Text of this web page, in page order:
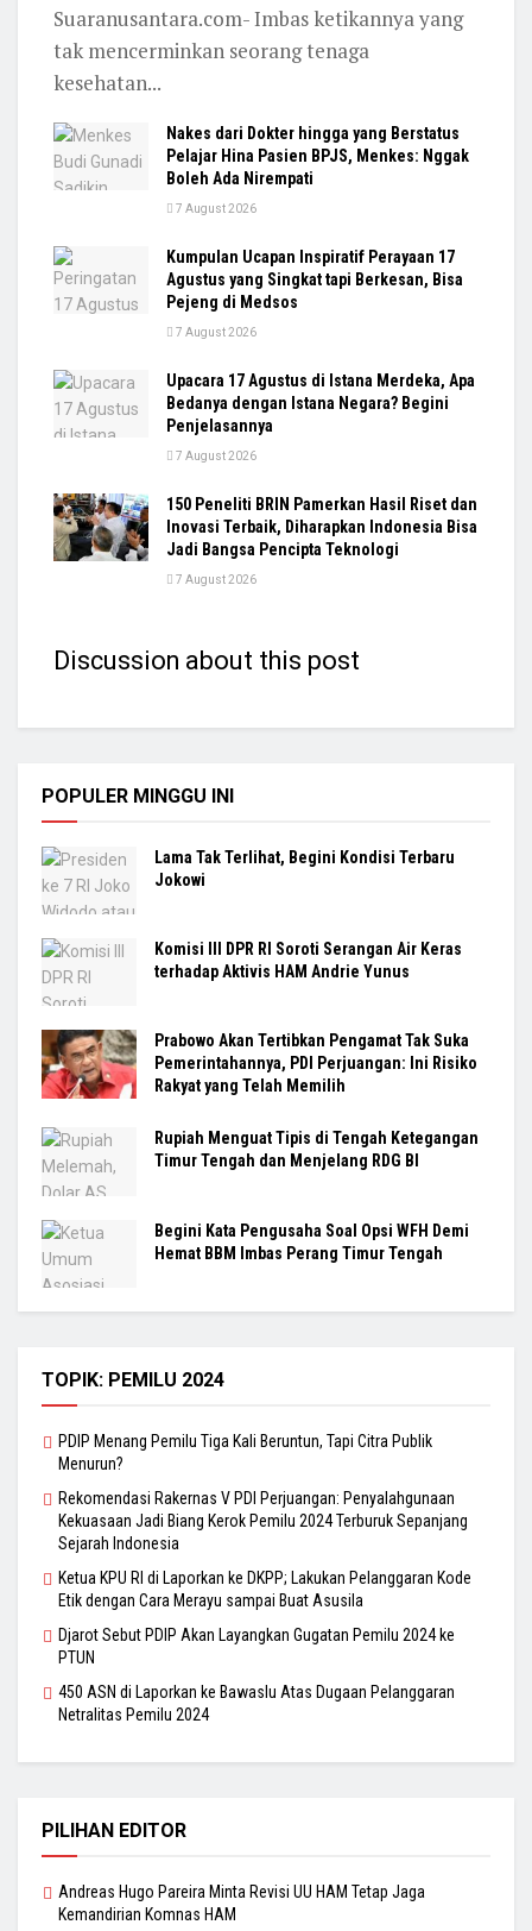
Suaranusantara.com- Imbas ketikannya yang
tak mencerminkan seorang tenaga
kesehatan...
Nakes dari Dokter hingga yang Berstatus
Pelajar Hina Pasien BPJS, Menkes: Nggak
Boleh Ada Nirempati
7 August 2026
Kumpulan Ucapan Inspiratif Perayaan 17
Agustus yang Singkat tapi Berkesan, Bisa
Pejeng di Medsos
7 August 2026
Upacara 17 Agustus di Istana Merdeka, Apa
Bedanya dengan Istana Negara? Begini
Penjelasannya
7 August 2026
150 Peneliti BRIN Pamerkan Hasil Riset dan
Inovasi Terbaik, Diharapkan Indonesia Bisa
Jadi Bangsa Pencipta Teknologi
7 August 2026
Discussion about this post
POPULER MINGGU INI
Lama Tak Terlihat, Begini Kondisi Terbaru
Jokowi
Komisi III DPR RI Soroti Serangan Air Keras
terhadap Aktivis HAM Andrie Yunus
Prabowo Akan Tertibkan Pengamat Tak Suka
Pemerintahannya, PDI Perjuangan: Ini Risiko
Rakyat yang Telah Memilih
Rupiah Menguat Tipis di Tengah Ketegangan
Timur Tengah dan Menjelang RDG BI
Begini Kata Pengusaha Soal Opsi WFH Demi
Hemat BBM Imbas Perang Timur Tengah
TOPIK: PEMILU 2024
PDIP Menang Pemilu Tiga Kali Beruntun, Tapi Citra Publik
Menurun?
Rekomendasi Rakernas V PDI Perjuangan: Penyalahgunaan
Kekuasaan Jadi Biang Kerok Pemilu 2024 Terburuk Sepanjang
Sejarah Indonesia
Ketua KPU RI di Laporkan ke DKPP; Lakukan Pelanggaran Kode
Etik dengan Cara Merayu sampai Buat Asusila
Djarot Sebut PDIP Akan Layangkan Gugatan Pemilu 2024 ke
PTUN
450 ASN di Laporkan ke Bawaslu Atas Dugaan Pelanggaran
Netralitas Pemilu 2024
PILIHAN EDITOR
Andreas Hugo Pareira Minta Revisi UU HAM Tetap Jaga
Kemandirian Komnas HAM